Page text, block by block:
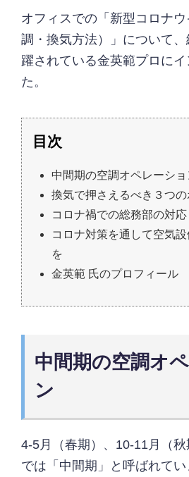
オフィスでの「新型コロナ
調・換気方法）」について
躍されている金英範プロに
た。
中間期の空調オペレーショ
換気で押さえるべき３つの
コロナ禍での総務部の対
コロナ対策を通して空気
を
金英範 氏のプロフィール
中間期の空調オ
ン
4-5月（春期）、10-11月（
では「中間期」と呼ばれて